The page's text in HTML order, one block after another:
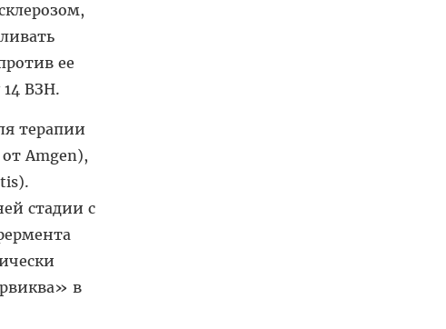
ее
ВЗН.
терапии
Amgen),
стадии с
в